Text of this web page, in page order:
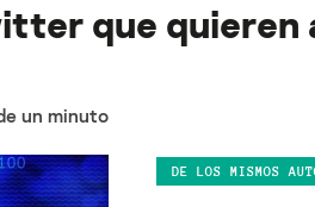
que quieren
un minuto
DE LOS MISMOS